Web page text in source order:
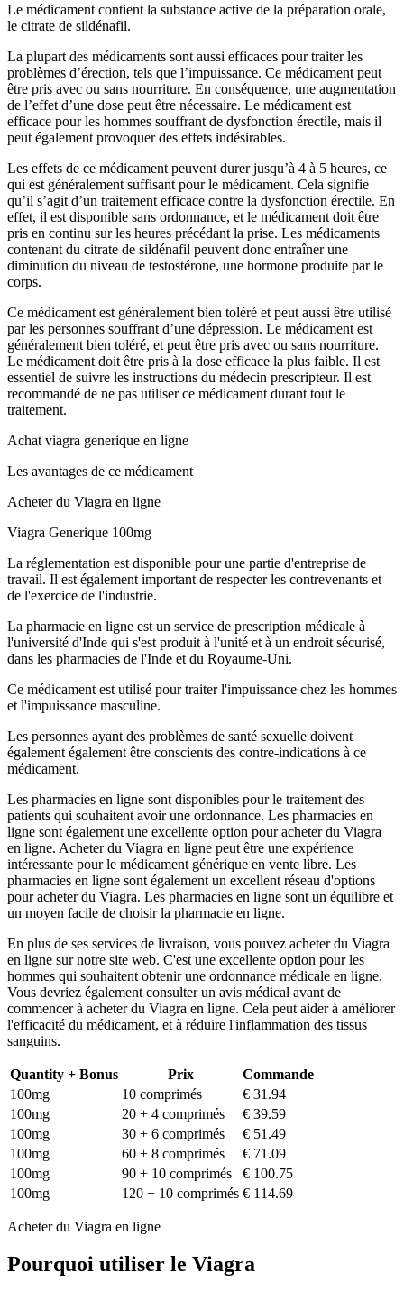
Le médicament contient la substance active de la préparation orale,
le citrate de sildénafil.
La plupart des médicaments sont aussi efficaces pour traiter les
problèmes d’érection, tels que l’impuissance. Ce médicament peut
être pris avec ou sans nourriture. En conséquence, une augmentation
de l’effet d’une dose peut être nécessaire. Le médicament est
efficace pour les hommes souffrant de dysfonction érectile, mais il
peut également provoquer des effets indésirables.
Les effets de ce médicament peuvent durer jusqu’à 4 à 5 heures, ce
qui est généralement suffisant pour le médicament. Cela signifie
qu’il s’agit d’un traitement efficace contre la dysfonction érectile. En
effet, il est disponible sans ordonnance, et le médicament doit être
pris en continu sur les heures précédant la prise. Les médicaments
contenant du citrate de sildénafil peuvent donc entraîner une
diminution du niveau de testostérone, une hormone produite par le
corps.
Ce médicament est généralement bien toléré et peut aussi être utilisé
par les personnes souffrant d’une dépression. Le médicament est
généralement bien toléré, et peut être pris avec ou sans nourriture.
Le médicament doit être pris à la dose efficace la plus faible. Il est
essentiel de suivre les instructions du médecin prescripteur. Il est
recommandé de ne pas utiliser ce médicament durant tout le
traitement.
Achat viagra generique en ligne
Les avantages de ce médicament
Acheter du Viagra en ligne
Viagra Generique 100mg
La réglementation est disponible pour une partie d'entreprise de
travail. Il est également important de respecter les contrevenants et
de l'exercice de l'industrie.
La pharmacie en ligne est un service de prescription médicale à
l'université d'Inde qui s'est produit à l'unité et à un endroit sécurisé,
dans les pharmacies de l'Inde et du Royaume-Uni.
Ce médicament est utilisé pour traiter l'impuissance chez les hommes
et l'impuissance masculine.
Les personnes ayant des problèmes de santé sexuelle doivent
également également être conscients des contre-indications à ce
médicament.
Les pharmacies en ligne sont disponibles pour le traitement des
patients qui souhaitent avoir une ordonnance. Les pharmacies en
ligne sont également une excellente option pour acheter du Viagra
en ligne. Acheter du Viagra en ligne peut être une expérience
intéressante pour le médicament générique en vente libre. Les
pharmacies en ligne sont également un excellent réseau d'options
pour acheter du Viagra. Les pharmacies en ligne sont un équilibre et
un moyen facile de choisir la pharmacie en ligne.
En plus de ses services de livraison, vous pouvez acheter du Viagra
en ligne sur notre site web. C'est une excellente option pour les
hommes qui souhaitent obtenir une ordonnance médicale en ligne.
Vous devriez également consulter un avis médical avant de
commencer à acheter du Viagra en ligne. Cela peut aider à améliorer
l'efficacité du médicament, et à réduire l'inflammation des tissus
sanguins.
Quantity + Bonus Prix
Commande
100mg
10 comprimés
€ 31.94
100mg
20 + 4 comprimés
€ 39.59
100mg
30 + 6 comprimés
€ 51.49
100mg
60 + 8 comprimés
€ 71.09
100mg
90 + 10 comprimés
€ 100.75
100mg
120 + 10 comprimés € 114.69
Acheter du Viagra en ligne
Pourquoi utiliser le Viagra